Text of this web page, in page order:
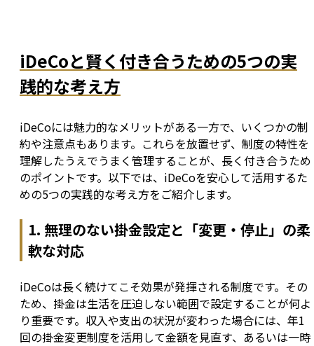
iDeCoと賢く付き合うための5つの実
践的な考え方
iDeCoには魅力的なメリットがある一方で、いくつかの制
約や注意点もあります。これらを放置せず、制度の特性を
理解したうえでうまく管理することが、長く付き合うため
のポイントです。以下では、iDeCoを安心して活用するた
めの5つの実践的な考え方をご紹介します。
1. 無理のない掛金設定と「変更・停止」の柔
軟な対応
iDeCoは長く続けてこそ効果が発揮される制度です。その
ため、掛金は生活を圧迫しない範囲で設定することが何よ
り重要です。収入や支出の状況が変わった場合には、年1
回の掛金変更制度を活用して金額を見直す、あるいは一時